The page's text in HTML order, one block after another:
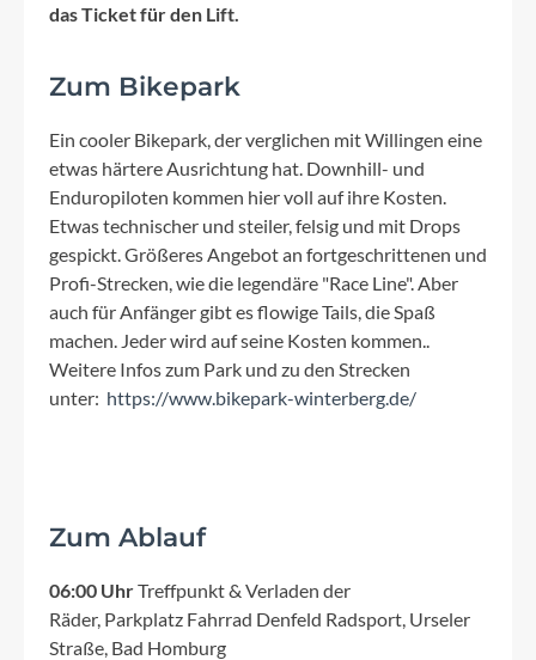
das Ticket für den Lift.
Zum Bikepark
Ein cooler Bikepark, der verglichen mit Willingen eine
etwas härtere Ausrichtung hat. Downhill- und
Enduropiloten kommen hier voll auf ihre Kosten.
Etwas technischer und steiler, felsig und mit Drops
gespickt. Größeres Angebot an fortgeschrittenen und
Profi-Strecken, wie die legendäre "Race Line". Aber
auch für Anfänger gibt es flowige Tails, die Spaß
machen. Jeder wird auf seine Kosten kommen..
Weitere Infos zum Park und zu den Strecken
unter: https://www.bikepark-winterberg.de/
Zum Ablauf
06:00 UhrTreffpunkt & Verladen der
Räder, Parkplatz Fahrrad Denfeld Radsport, Urseler
Straße, Bad Homburg